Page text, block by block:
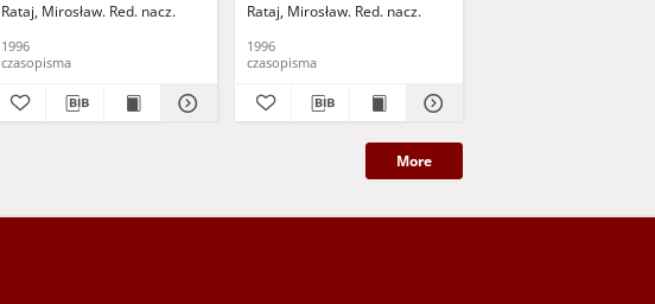
Rataj, Mirosław. Red. nacz.
1996
czasopisma
Rataj, Mirosław. Red. nacz.
1996
czasopisma
More